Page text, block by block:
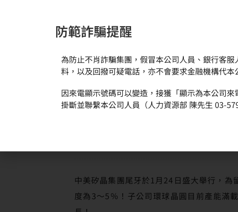
新聞與活動 關於環球晶圓
首頁 新聞訊息 母公司中美矽晶年度科技日 發表多領域前瞻晶圓技
中美矽晶集團尾牙於1月24日盛大舉行，
度為3～5％！子公司環球晶圓目前產能滿
防範詐騙提醒
為防止不肖詐騙集團，假冒本公司人員、銀行客
料，以及回撥可疑電話，亦不會要求金融機構代本
因來電顯示號碼可以變造，接獲「顯示為本公司
掛斷並聯繫本公司人員（人力資源部 陳先生 03-